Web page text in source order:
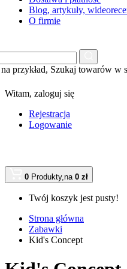
Blog, artykuły,
O firmie
przykład, Szukaj towarów w
Witam, zaloguj się
Rejestracja
Logowanie
0 Produkty,na 0 zł
Twój koszyk jest pusty!
Strona główna
Zabawki
Kid's Concept